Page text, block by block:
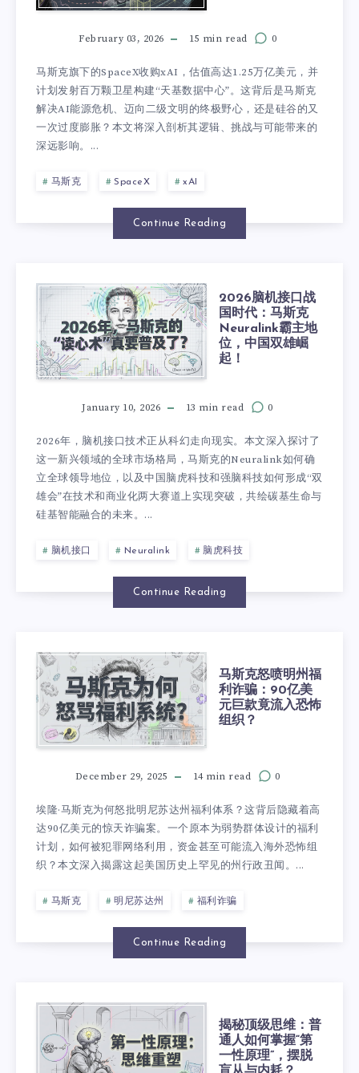
February 03, 2026 15 min read 0
马斯克旗下的SpaceX收购xAI，估值高达1.25万亿美元，并
计划发射百万颗卫星构建“天基数据中心”。这背后是马斯克
解决AI能源危机、迈向二级文明的终极野心，还是硅谷的又
一次过度膨胀？本文将深入剖析其逻辑、挑战与可能带来的
深远影响。...
马斯克 SpaceX xAI
Continue Reading
2026脑机接口战
国时代：马斯克
Neuralink霸主地
位，中国双雄崛
起！
January 10, 2026 13 min read 0
2026年，脑机接口技术正从科幻走向现实。本文深入探讨了
这一新兴领域的全球市场格局，马斯克的Neuralink如何确
立全球领导地位，以及中国脑虎科技和强脑科技如何形成“双
雄会”在技术和商业化两大赛道上实现突破，共绘碳基生命与
硅基智能融合的未来。...
脑机接口 Neuralink 脑虎科技
Continue Reading
马斯克怒喷明州福
利诈骗：90亿美
元巨款竟流入恐怖
组织？
December 29, 2025 14 min read 0
埃隆·马斯克为何怒批明尼苏达州福利体系？这背后隐藏着高
达90亿美元的惊天诈骗案。一个原本为弱势群体设计的福利
计划，如何被犯罪网络利用，资金甚至可能流入海外恐怖组
织？本文深入揭露这起美国历史上罕见的州行政丑闻。...
马斯克 明尼苏达州 福利诈骗
Continue Reading
揭秘顶级思维：普
通人如何掌握“第
一性原理”，摆脱